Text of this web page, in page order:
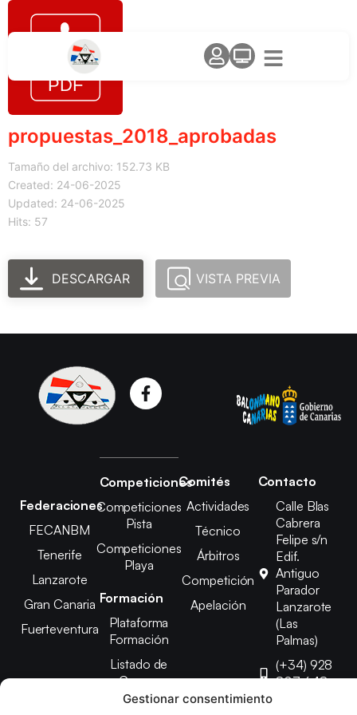
Gestionar consentimiento
propuestas_2018_aprobadas
Tamaño del archivo: 152.73 KB
Created: 24-06-2025
Updated: 24-06-2025
Hits: 57
DESCARGAR VISTA PREVIA
Federaciones
FECANBM
Tenerife
Lanzarote
Gran Canaria
Fuerteventura
Competiciones
Competiciones
Pista
Competiciones
Playa
Formación
Plataforma
Formación
Listado de
Cursos
Comités
Actividades
Técnico
Árbitros
Competición
Apelación
Contacto
Calle Blas
Cabrera
Felipe s/n
Edif.
Antiguo
Parador
Lanzarote
(Las
Palmas)
(+34) 928
807 648